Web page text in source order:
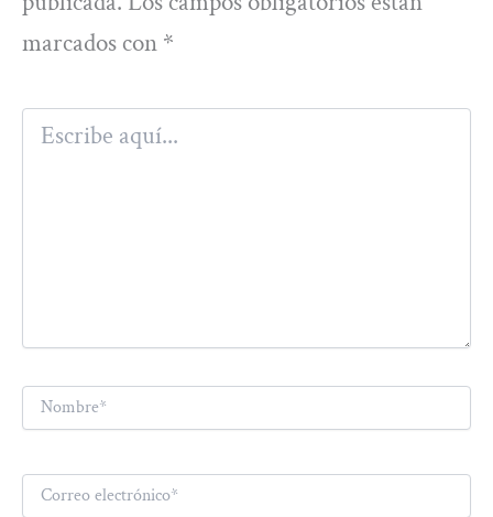
marcados con *
Escribe
aquí...
Nombre*
Correo
electrónico*